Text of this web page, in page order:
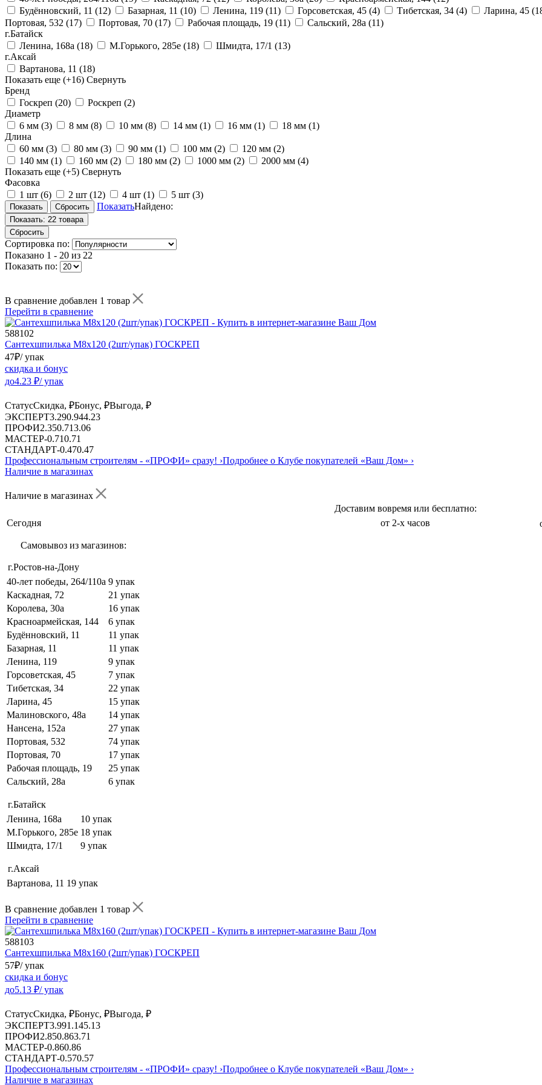
Будённовский, 11 (12) Базарная, 11 (10) Ленина, 119 (11) Горсоветская, 45 (4) Тибетская, 34 (4) Ларина, 45
Портовая, 532 (17) Портовая, 70 (17) Рабочая площадь, 19 (11) Сальский, 28a (11)
г.Батайск
Ленина, 168а (18) М.Горького, 285е (18) Шмидта, 17/1 (13)
г.Аксай
Вартанова, 11 (18)
Показать еще (+16) Свернуть
Бренд
Госкреп (20) Роскреп (2)
Диаметр
6 мм (3) 8 мм (8) 10 мм (8) 14 мм (1) 16 мм (1) 18 мм (1)
Длина
60 мм (3) 80 мм (3) 90 мм (1) 100 мм (2) 120 мм (2)
140 мм (1) 160 мм (2) 180 мм (2) 1000 мм (2) 2000 мм (4)
Показать еще (+5) Свернуть
Фасовка
1 шт (6) 2 шт (12) 4 шт (1) 5 шт (3)
ПоказатьНайдено:
Показать: 22 товара
Сбросить
Сортировка по:
Показано 1 - 20 из 22
Показать по:
В сравнение добавлен 1 товар
Перейти в сравнение
588102
Сантехшпилька М8х120 (2шт/упак) ГОСКРЕП
47₽/ упак
скидка и бонус
до4.23 ₽/ упак
СтатусСкидка, ₽Бонус, ₽Выгода, ₽
ЭКСПЕРТ3.290.944.23
ПРОФИ2.350.713.06
МАСТЕР-0.710.71
СТАНДАРТ-0.470.47
Профессиональным строителям - «ПРОФИ» сразу! ›Подробнее о Клубе покупателей «Ваш Дом» ›
Наличие в магазинах
Наличие в магазинах
Доставим вовремя или бесплатно:
Сегодня
от 2-х часов
Самовывоз из магазинов:
г.Ростов-на-Дону
40-лет победы, 264/110а 9 упак
Каскадная, 72
21 упак
Королева, 30а
16 упак
Красноармейская, 144
6 упак
Будённовский, 11
11 упак
Базарная, 11
11 упак
Ленина, 119
9 упак
Горсоветская, 45
7 упак
Тибетская, 34
22 упак
Ларина, 45
15 упак
Малиновского, 48а
14 упак
Нансена, 152а
27 упак
Портовая, 532
74 упак
Портовая, 70
17 упак
Рабочая площадь, 19
25 упак
Сальский, 28a
6 упак
г.Батайск
Ленина, 168а
10 упак
М.Горького, 285е 18 упак
Шмидта, 17/1
9 упак
г.Аксай
Вартанова, 11 19 упак
В сравнение добавлен 1 товар
Перейти в сравнение
588103
Сантехшпилька М8х160 (2шт/упак) ГОСКРЕП
57₽/ упак
скидка и бонус
до5.13 ₽/ упак
СтатусСкидка, ₽Бонус, ₽Выгода, ₽
ЭКСПЕРТ3.991.145.13
ПРОФИ2.850.863.71
МАСТЕР-0.860.86
СТАНДАРТ-0.570.57
Профессиональным строителям - «ПРОФИ» сразу! ›Подробнее о Клубе покупателей «Ваш Дом» ›
Наличие в магазинах